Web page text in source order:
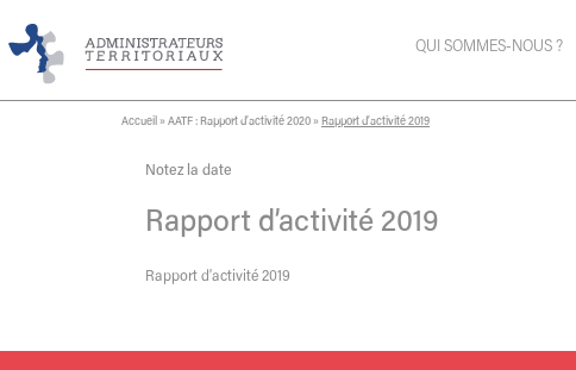
QUI SOMMES-NOUS ?
Accueil » AATF : Rapport d’activité 2020 » Rapport d’activité 2019
Notez la date
Rapport d’activité 2019
Rapport d’activité 2019